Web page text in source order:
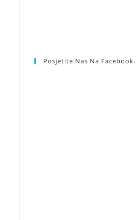
Posjetite Nas Na